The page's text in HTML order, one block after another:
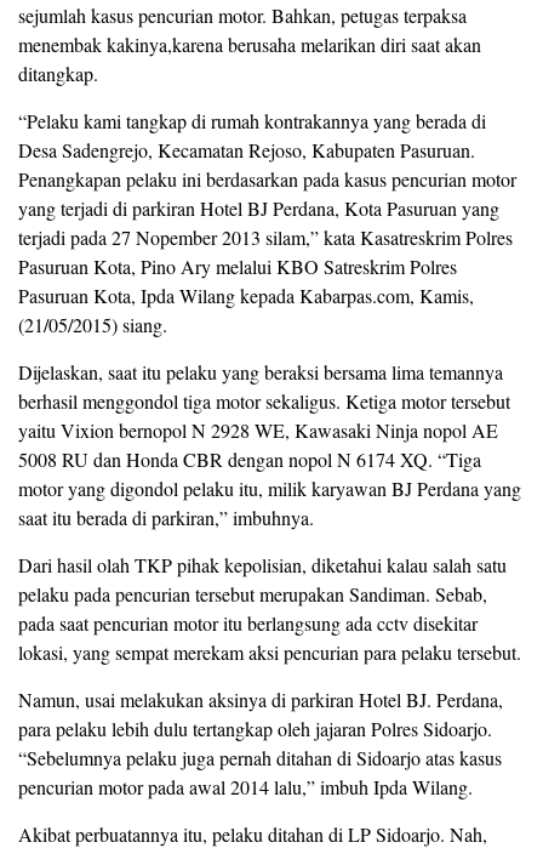
sejumlah kasus pencurian motor. Bahkan, petugas terpaksa
menembak kakinya,karena berusaha melarikan diri saat akan
ditangkap.
“Pelaku kami tangkap di rumah kontrakannya yang berada di
Desa Sadengrejo, Kecamatan Rejoso, Kabupaten Pasuruan.
Penangkapan pelaku ini berdasarkan pada kasus pencurian motor
yang terjadi di parkiran Hotel BJ Perdana, Kota Pasuruan yang
terjadi pada 27 Nopember 2013 silam,” kata Kasatreskrim Polres
Pasuruan Kota, Pino Ary melalui KBO Satreskrim Polres
Pasuruan Kota, Ipda Wilang kepada Kabarpas.com, Kamis,
(21/05/2015) siang.
Dijelaskan, saat itu pelaku yang beraksi bersama lima temannya
berhasil menggondol tiga motor sekaligus. Ketiga motor tersebut
yaitu Vixion bernopol N 2928 WE, Kawasaki Ninja nopol AE
5008 RU dan Honda CBR dengan nopol N 6174 XQ. “Tiga
motor yang digondol pelaku itu, milik karyawan BJ Perdana yang
saat itu berada di parkiran,” imbuhnya.
Dari hasil olah TKP pihak kepolisian, diketahui kalau salah satu
pelaku pada pencurian tersebut merupakan Sandiman. Sebab,
pada saat pencurian motor itu berlangsung ada cctv disekitar
lokasi, yang sempat merekam aksi pencurian para pelaku tersebut.
Namun, usai melakukan aksinya di parkiran Hotel BJ. Perdana,
para pelaku lebih dulu tertangkap oleh jajaran Polres Sidoarjo.
“Sebelumnya pelaku juga pernah ditahan di Sidoarjo atas kasus
pencurian motor pada awal 2014 lalu,” imbuh Ipda Wilang.
Akibat perbuatannya itu, pelaku ditahan di LP Sidoarjo. Nah,